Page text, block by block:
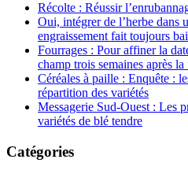
Récolte : Réussir
Oui, intégrer de l’herbe dans
engraissement fait toujours
Fourrages : Pour affiner la
champ trois semaines après
Céréales à paille : Enquête :
répartition des variétés
Messagerie Sud-Ouest : Les
variétés de blé tendre
Catégories